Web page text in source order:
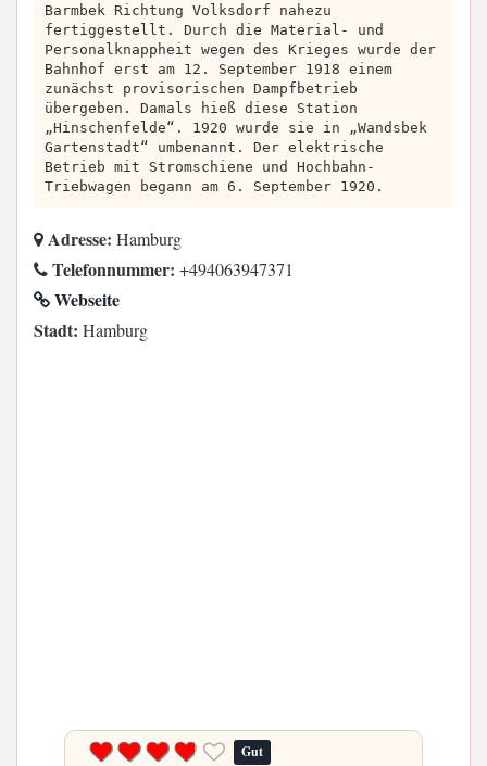
Barmbek Richtung Volksdorf nahezu
fertiggestellt. Durch die Material- und
Personalknappheit wegen des Krieges wurde der
Bahnhof erst am 12. September 1918 einem
zunächst provisorischen Dampfbetrieb
übergeben. Damals hieß diese Station
„Hinschenfelde“. 1920 wurde sie in „Wandsbek
Gartenstadt“ umbenannt. Der elektrische
Betrieb mit Stromschiene und Hochbahn-
Triebwagen begann am 6. September 1920.
Adresse: Hamburg
Telefonnummer: +494063947371
Webseite
Stadt: Hamburg
Gut